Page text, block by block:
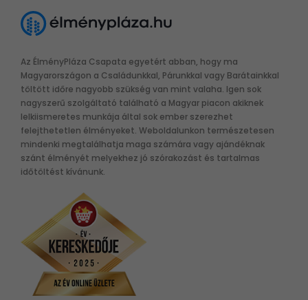
Az ÉlményPláza Csapata egyetért abban, hogy ma
Magyarországon a Családunkkal, Párunkkal vagy Barátainkkal
töltött időre nagyobb szükség van mint valaha. Igen sok
nagyszerű szolgáltató található a Magyar piacon akiknek
lelkiismeretes munkája által sok ember szerezhet
felejthetetlen élményeket. Weboldalunkon természetesen
mindenki megtalálhatja maga számára vagy ajándéknak
szánt élményét melyekhez jó szórakozást és tartalmas
időtöltést kívánunk.